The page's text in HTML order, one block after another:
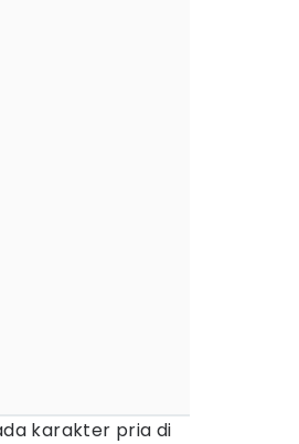
karakter pria di